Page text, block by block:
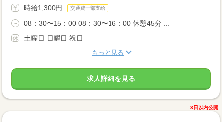
時給1,300円 交通費一部支給
08：30〜15：00 08：30〜16：00 休憩45分 ...
土曜日 日曜日 祝日
もっと見る
求人詳細を見る
3日以内公開